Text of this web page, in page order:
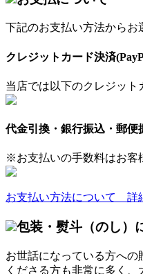
下記のお支払い方法からお
クレジットカード決済
当店では以下のクレジット
代金引換・銀行振込・郵便
※お支払いの手数料はお客
お支払い方法について 詳
包装・熨斗（のし）
お世話になっている方への
くださる方も非常に多く